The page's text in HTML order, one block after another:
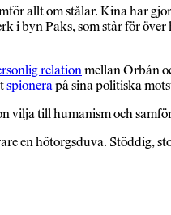
allt om stålar. Kina har
i byn Paks, som står för
relationmellan Orbán
spionerapå sina politiska
vilja till humanism och
en hötorgsduva. Stöddig,